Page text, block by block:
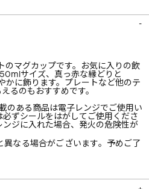
マグカップです。お気に入りの飲
サイズ、真っ赤な縁どりと
かに飾ります。プレートなど他のテ
るのもおすすめです。
のある商品は電子レンジでご使用い
ずシールをはがしてご使用くださ
ジに入れた場合、発火の危険性が
なる場合がございます。予めご了